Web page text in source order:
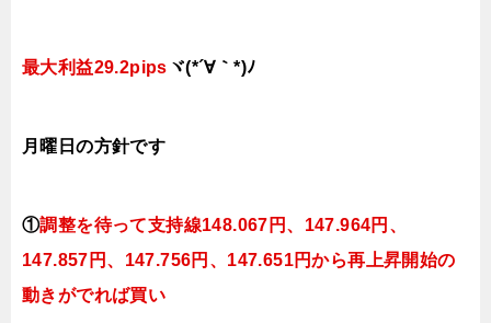
最大利益29.2pips ヾ(*´∀｀*)ﾉ
月曜日の方針です
①調整を待って支持線148.067円、147.964円、
147.857円、147.756円、147.651円から再上昇開始の
動きがでれば買い